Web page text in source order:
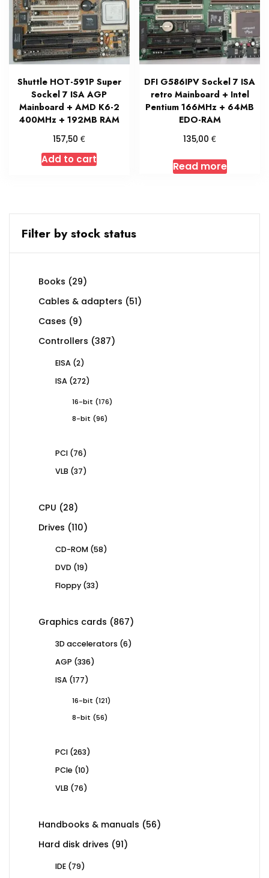
Shuttle HOT-591P Super
Sockel 7 ISA AGP
Mainboard + AMD K6-2
400MHz + 192MB RAM
157,50€
Add to cart
DFI G586IPV Sockel 7 ISA
retro Mainboard + Intel
Pentium 166MHz + 64MB
EDO-RAM
135,00€
Read more
Filter by stock status
Books 2929
Cables & adapters 5151
Cases 99
products
Controllers 387387
EISA 22
ISA 272272
16-bit 176176
8-bit
9696
PCI 7676
VLB 3737
CPU 2828
products
Drives 110110
CD-ROM 5858
DVD 1919
Floppy 3333
Graphics cards 867867
3D accelerators 66
AGP 336336
ISA 177177
16-bit 121121
8-bit
5656
PCI 263263
PCIe 1010
VLB 7676
Handbooks & manuals 5656
Hard disk drives 9191
IDE 7979